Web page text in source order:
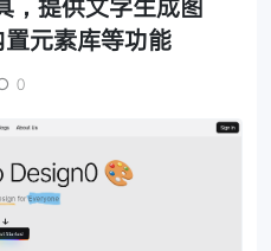
元素库等功能
0